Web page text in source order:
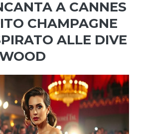
A CANNES
CHAMPAGNE
ALLE DIVE